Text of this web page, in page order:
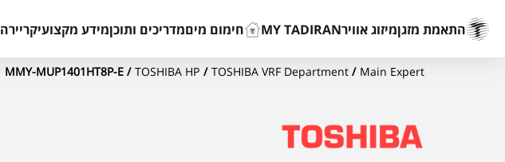
התאמת מזגןמיזוג אווירMY TADIRAN חימום מיםמדריכים ותוכןמידע מקצועיקריירה
Main Expert
/
TOSHIBA VRF Department
/
TOSHIBA HP
/ MMY-MUP1401HT8P-E